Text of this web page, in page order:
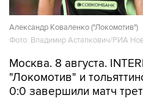
Александр Коваленко ("Локомотив")
Фото: Владимир Астапкович/РИА
Москва. 8 августа.
"Локомотив" и
0:0 завершили матч